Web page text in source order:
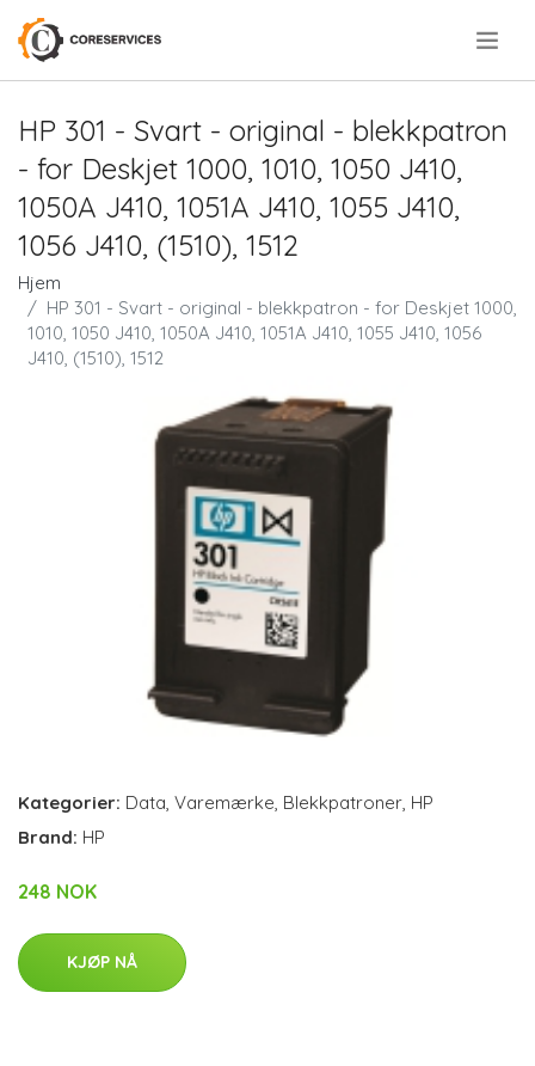
HP 301 - Svart - original - blekkpatron
- for Deskjet 1000, 1010, 1050 J410,
1050A J410, 1051A J410, 1055 J410,
1056 J410, (1510), 1512
Hjem
HP 301 - Svart - original - blekkpatron - for Deskjet 1000,
1010, 1050 J410, 1050A J410, 1051A J410, 1055 J410, 1056
J410, (1510), 1512
Kategorier: Data Varemærke Blekkpatroner HP
Brand: HP
248 NOK
KJØP NÅ